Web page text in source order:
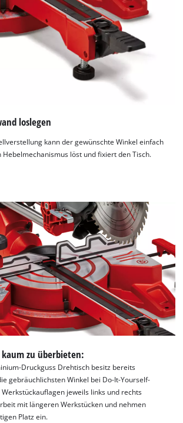
Wir benötigen deine Zustimmung, um
Google Maps laden zu können!
This content is not permitted to load due
to trackers that are not disclosed to the
The website owner needs to setup
site with their CMP to add this content
to the list of technologies used.
Powered byUsercentrics Consent
Management Platform
loslegen
kann der gewünschte Winkel einfach
Hebelmechanismus löst und fixiert den Tisch.
zu überbieten:
Druckguss Drehtisch besitz bereits
gebräuchlichsten Winkel bei Do-It-Yourself-
jeweils links und rechts
mit längeren Werkstücken und nehmen
Platz ein.